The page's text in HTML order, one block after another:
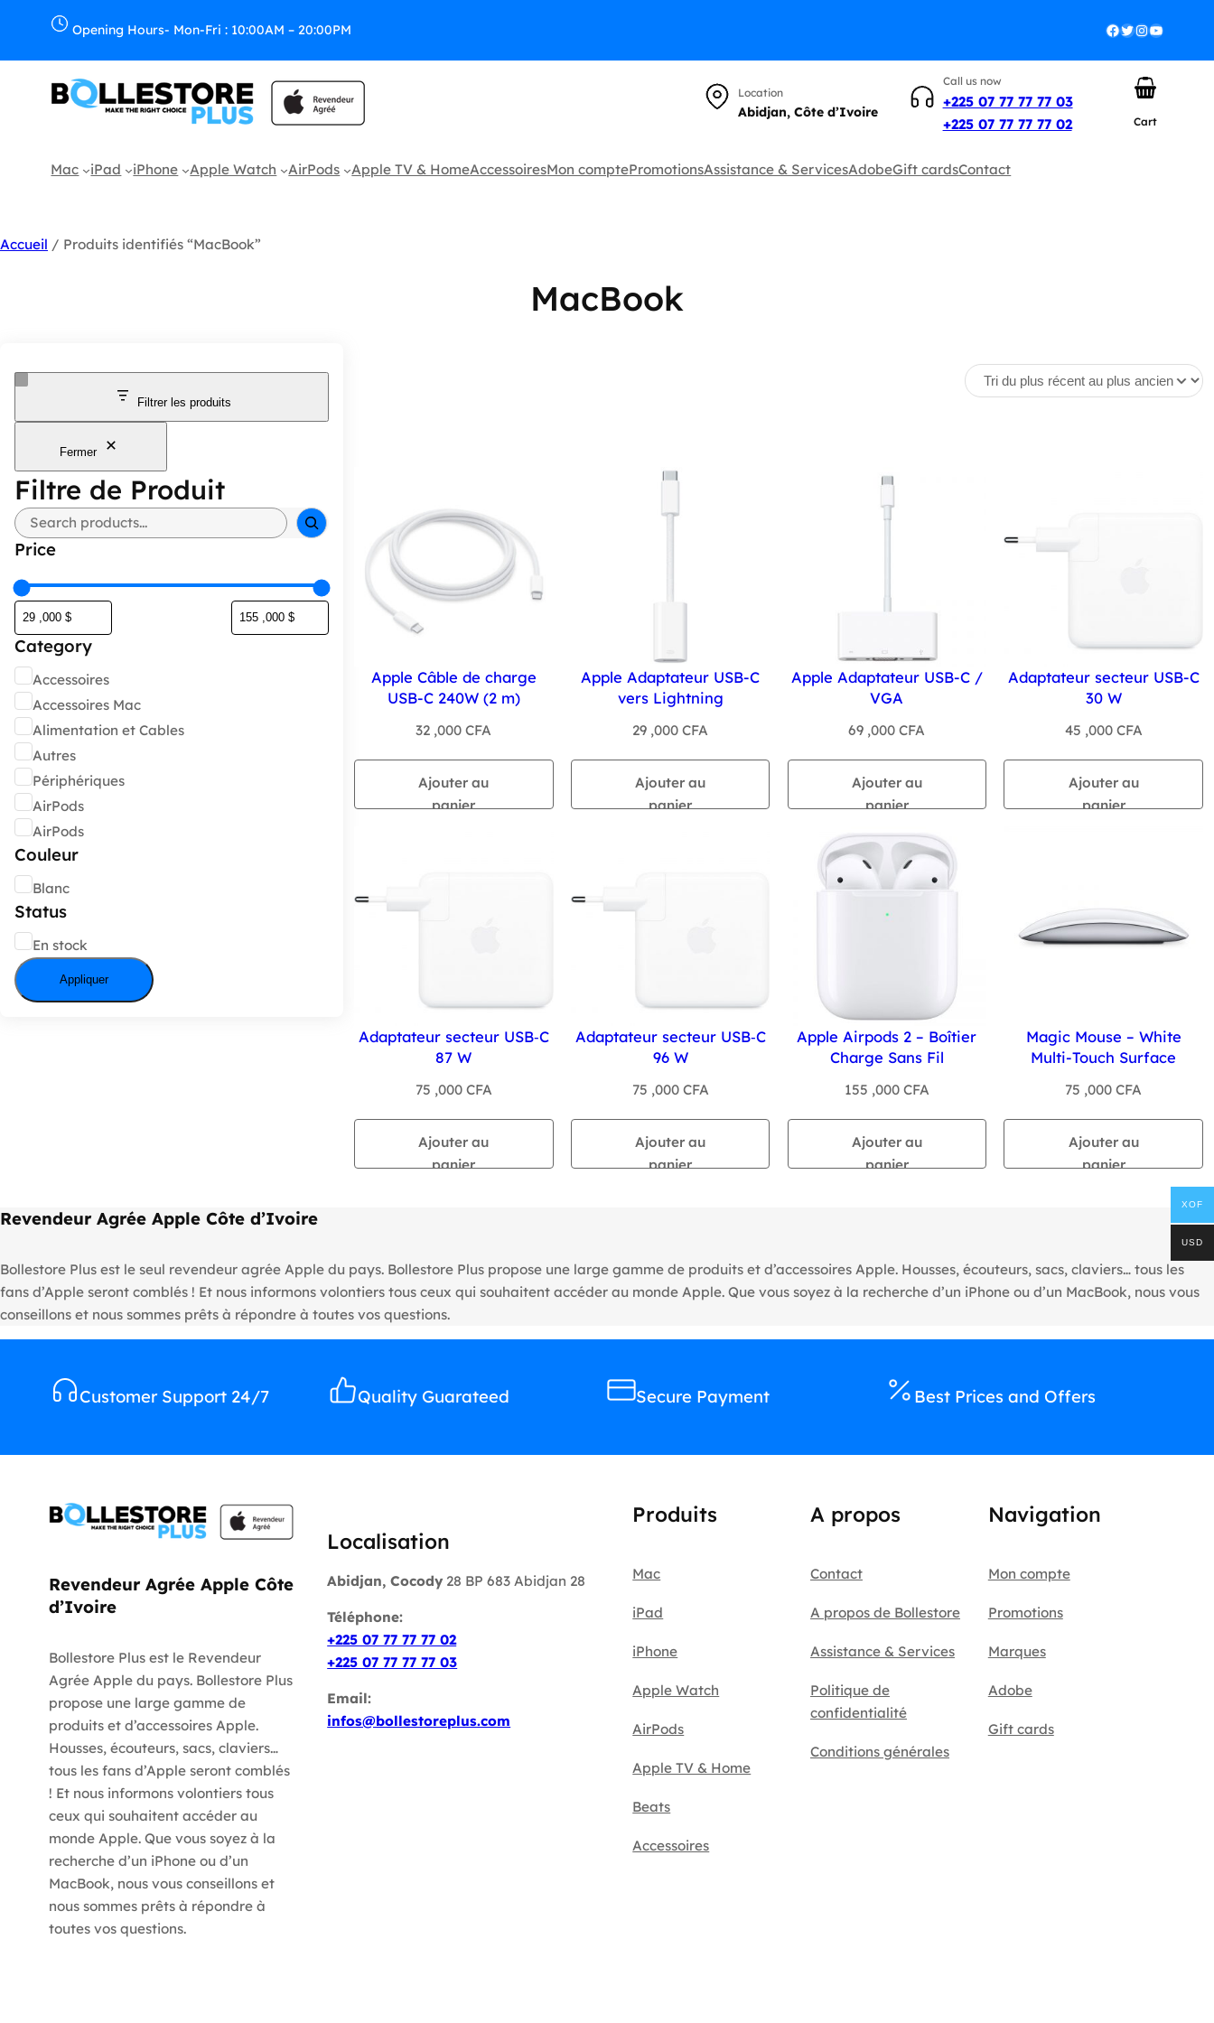
Opening Hours- Mon-Fri : 10:00AM – 20:00PM Facebook Twitter InstagramYouTube
Location
Abidjan, Côte d’Ivoire
Call us now
+225 07 77 77 77 03
+225 07 77 77 77 02
Cart
Mac iPad iPhone Apple Watch AirPods Apple TV & HomeAccessoiresMon comptePromotionsAssistance & ServicesAdobeGift cardsContact
Accueil / Produits identifiés “MacBook”
MacBook
Filtrer les produits
Fermer
Filtre de Produit
Rechercher
Price
Category
Catégorie
Accessoires
Accessoires Mac
Alimentation et Cables
Autres
Périphériques
AirPods
AirPods
Couleur
Couleur
Blanc
Status
ÉtatEn stock
Appliquer
Apple Câble de charge
USB-C 240W (2 m)
32 ,000CFA
Ajouter au
panier
Apple Adaptateur USB-C
vers Lightning
29 ,000CFA
Ajouter au
panier
Apple Adaptateur USB-C /
VGA
69 ,000CFA
Ajouter au
panier
Adaptateur secteur USB-C
30 W
45 ,000 CFA
Ajouter au
panier
Adaptateur secteur USB‑C
87 W
75 ,000 CFA
Ajouter au
panier
Adaptateur secteur USB‑C
96 W
75 ,000 CFA
Ajouter au
panier
Apple Airpods 2 – Boîtier
Charge Sans Fil
155 ,000 CFA
Ajouter au
panier
Magic Mouse – White
Multi-Touch Surface
75 ,000CFA
Ajouter au
panier
Revendeur Agrée Apple Côte d’Ivoire
Bollestore Plus est le seul revendeur agrée Apple du pays. Bollestore Plus propose une large gamme de produits et d’accessoires Apple. Housses, écouteurs, sacs, claviers… tous les
fans d’Apple seront comblés ! Et nous informons volontiers tous ceux qui souhaitent accéder au monde Apple. Que vous soyez à la recherche d’un iPhone ou d’un MacBook, nous vous
conseillons et nous sommes prêts à répondre à toutes vos questions.
Customer Support 24/7 Quality Guarateed Secure Payment Best Prices and Offers
Revendeur Agrée Apple Côte
d’Ivoire
Bollestore Plus est le Revendeur
Agrée Apple du pays. Bollestore Plus
propose une large gamme de
produits et d’accessoires Apple.
Housses, écouteurs, sacs, claviers…
tous les fans d’Apple seront comblés
! Et nous informons volontiers tous
ceux qui souhaitent accéder au
monde Apple. Que vous soyez à la
recherche d’un iPhone ou d’un
MacBook, nous vous conseillons et
nous sommes prêts à répondre à
toutes vos questions.
Localisation
Abidjan, Cocody 28 BP 683 Abidjan 28
Téléphone:
+225 07 77 77 77 02
+225 07 77 77 77 03
Email:
infos@bollestoreplus.com
Produits
Mac
iPad
iPhone
Apple Watch
AirPods
Apple TV & Home
Beats
Accessoires
A propos
Contact
A propos de Bollestore
Assistance & Services
Politique de
confidentialité
Conditions générales
Navigation
Mon compte
Promotions
Marques
Adobe
Gift cards
XOF
USD